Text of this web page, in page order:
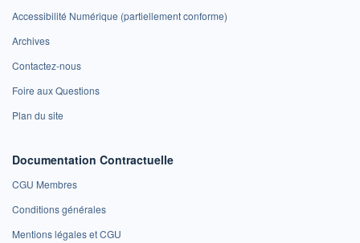
Accessibilité Numérique (partiellement conforme)
Archives
Contactez-nous
Foire aux Questions
Plan du site
Documentation Contractuelle
CGU Membres
Conditions générales
Mentions légales et CGU